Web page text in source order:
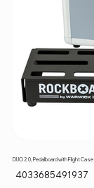
DUO 2.0, Pedalboard with Flight Case
SKU：
4033685491937